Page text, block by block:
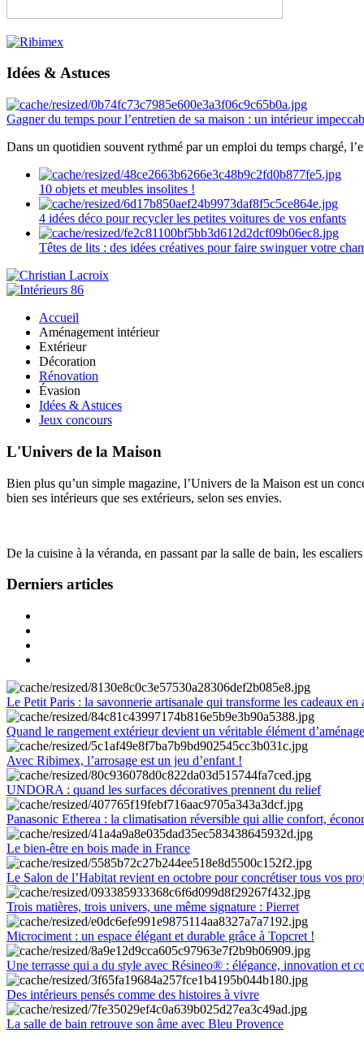
Idées & Astuces
Gagner du temps pour l’entretien de sa maison : un intérieur
Dans un quotidien souvent rythmé par un emploi du temps chargé,
10 objets et meubles insolites !
4 idées déco pour recycler les petites voitures de vos enfants
Têtes de lits : des idées créatives pour faire swinguer votre
Accueil
Aménagement intérieur
Extérieur
Décoration
Rénovation
Évasion
Idées & Astuces
Jeux concours
L'Univers de la Maison
Bien plus qu’un simple magazine, l’Univers de la Maison est un
bien ses intérieurs que ses extérieurs, selon ses envies.
De la cuisine à la véranda, en passant par la salle de bain, les
Derniers articles
Le Petit Paris : la savonnerie artisanale qui transforme les cadeaux en
Quand le rangement extérieur devient un véritable élément
Avec Ribimex, l’arrosage est un jeu d’enfant !
UNDORA : quand les surfaces décoratives prennent du relief
Panasonic Etherea : la climatisation réversible qui allie confort,
Le bien-être en bois made in France
Le Salon de l’Habitat revient en octobre pour concrétiser tous vos
Trois matières, trois univers, une même signature : Pierret
Microciment : un espace élégant et durable grâce à Topcret !
Une terrasse qui a du style avec Résineo® : élégance, innovation et
Des intérieurs pensés comme des histoires à vivre
La salle de bain retrouve son âme avec Bleu Provence